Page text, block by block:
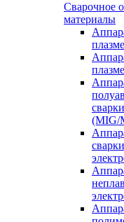
Сварочное
материалы
сварки
(MIG/